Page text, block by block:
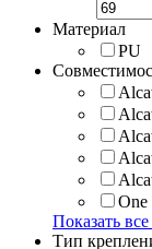
Материал
PU
One
Показать
Тип